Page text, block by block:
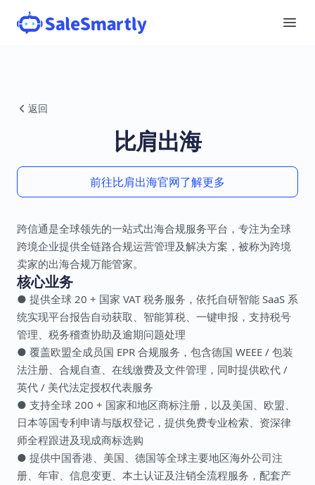
返回
比肩出海
前往比肩出海官网了解更多
跨信通是全球领先的一站式出海合规服务平台，专注为全球
跨境企业提供全链路合规运营管理及解决方案，被称为跨境
卖家的出海合规万能管家。
核心业务
● 提供全球 20 + 国家 VAT 税务服务，依托自研智能 SaaS 系
统实现平台报告自动获取、智能算税、一键申报，支持税号
管理、税务稽查协助及逾期问题处理
● 覆盖欧盟全成员国 EPR 合规服务，包含德国 WEEE / 包装
法注册、合规自查、在线缴费及文件管理，同时提供欧代 /
英代 / 美代法定授权代表服务
● 支持全球 200 + 国家和地区商标注册，以及美国、欧盟、
日本等国专利申请与版权登记，提供免费专业检索、资深律
师全程跟进及现成商标选购
● 提供中国香港、美国、德国等全球主要地区海外公司注
册、年审、信息变更、本土认证及注销全流程服务，配套产